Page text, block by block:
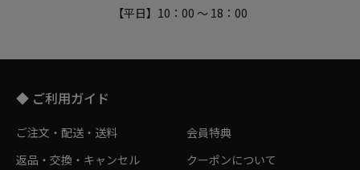
【平日】10：00 ～ 18：00
◆ ご利用ガイド
ご注文・配送・送料
返品・交換・キャンセル
会員特典
クーポンについて